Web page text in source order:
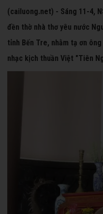
(cailuong.net) - Sáng 11-4,
đền thờ nhà thơ yêu nước
tỉnh Bến Tre, nhằm tạ ơn
nhạc kịch thuần Việt "Tiên